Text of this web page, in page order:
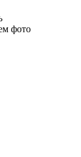
фото